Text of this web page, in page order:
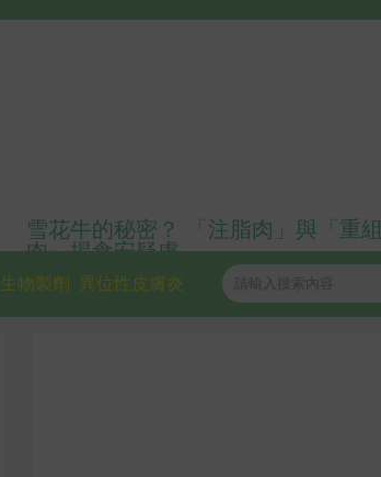
雪花牛的秘密？ 「注脂肉」與「重
肉」揭食安疑慮
異位性皮膚炎
生物製劑